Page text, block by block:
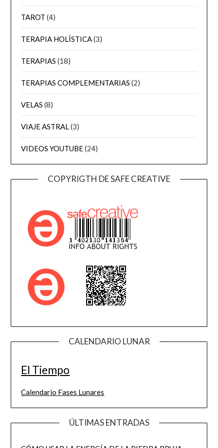
TAROT (4)
TERAPIA HOLÍSTICA(3)
TERAPIAS (18)
TERAPIAS COMPLEMENTARIAS (2)
VELAS (8)
VIAJE ASTRAL(3)
VIDEOS YOUTUBE(24)
COPYRIGTH DE SAFE CREATIVE
CALENDARIO LUNAR
El Tiempo
Calendario Fases Lunares
ÚLTIMAS ENTRADAS